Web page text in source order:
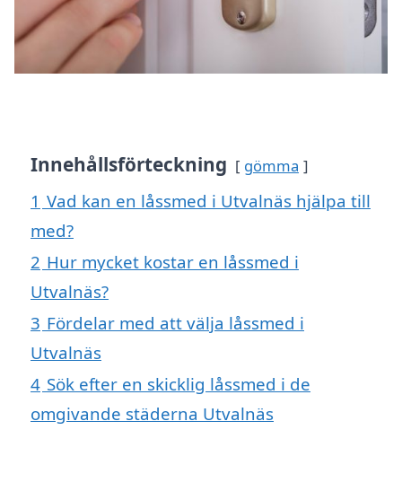
Innehållsförteckning gömma
1 Vad kan en låssmed i Utvalnäs hjälpa till
med?
2 Hur mycket kostar en låssmed i
Utvalnäs?
3 Fördelar med att välja låssmed i
Utvalnäs
4 Sök efter en skicklig låssmed i de
omgivande städerna Utvalnäs